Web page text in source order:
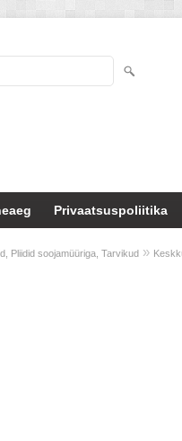
Privaatsuspoliitika
Pliidid soojamüüriga, Tarvikud »